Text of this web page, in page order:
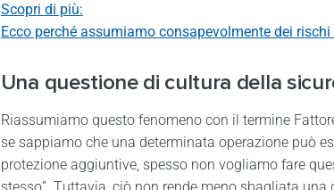
Scopri di più:
Ecco perché assumiamo consapevolmente dei
Una questione di cultura della
Riassumiamo questo fenomeno con il termine
se sappiamo che una determinata operazione può
protezione aggiuntive, spesso non vogliamo fare